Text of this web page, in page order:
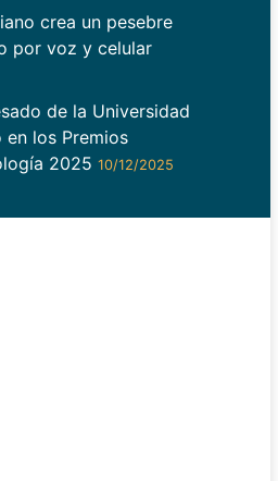
crea un pesebre
por voz y celular
de la Universidad
los Premios
2025 10/12/2025